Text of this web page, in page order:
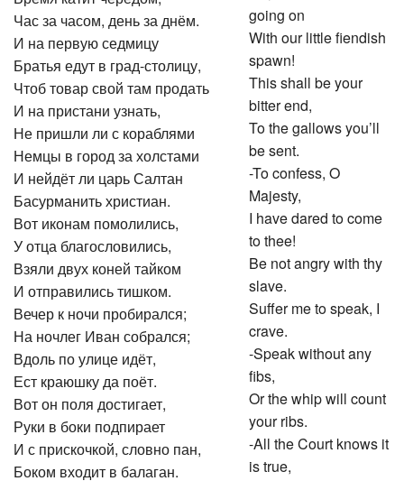
Час за часом, день за днём.
И на первую седмицу
Братья едут в град-столицу,
Чтоб товар свой там продать
И на пристани узнать,
Не пришли ли с кораблями
Немцы в город за холстами
И нейдёт ли царь Салтан
Басурманить христиан.
Вот иконам помолились,
У отца благословились,
Взяли двух коней тайком
И отправились тишком.
Вечер к ночи пробирался;
На ночлег Иван собрался;
Вдоль по улице идёт,
Ест краюшку да поёт.
Вот он поля достигает,
Руки в боки подпирает
И с прискочкой, словно пан,
Боком входит в балаган.
going on
With our little fiendish
spawn!
This shall be your
bitter end,
To the gallows you’ll
be sent.
-To confess, O
Majesty,
I have dared to come
to thee!
Be not angry with thy
slave.
Suffer me to speak, I
crave.
-Speak without any
fibs,
Or the whip will count
your ribs.
-All the Court knows it
is true,